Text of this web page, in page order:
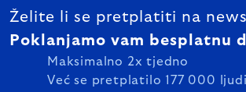
Želite li se pretplatiti na
Poklanjamo vam besplatnu
Maksimalno 2x tjedno
Već se pretplatilo 177 000 ljudi